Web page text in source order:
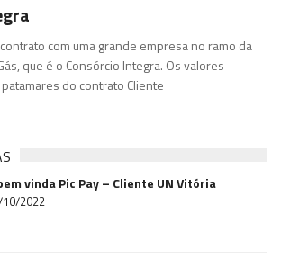
com uma grande empresa no ramo da
que é o Consórcio Integra. Os valores
do contrato Cliente
vinda Pic Pay – Cliente UN Vitória
2022